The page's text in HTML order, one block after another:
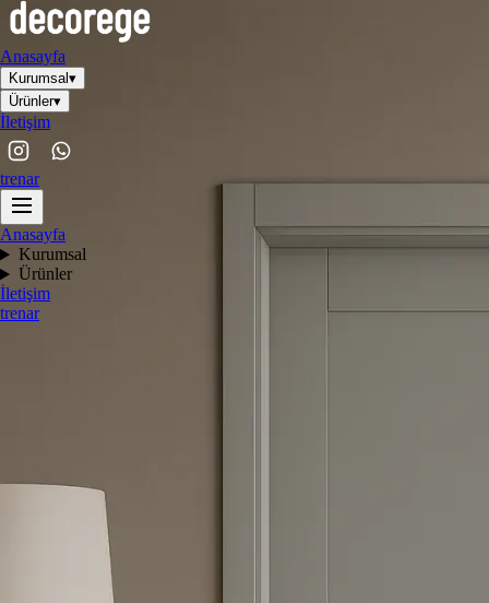
Anasayfa
Kurumsal▾
Ürünler▾
İletişim
trenar
Anasayfa
Kurumsal
Ürünler
İletişim
trenar